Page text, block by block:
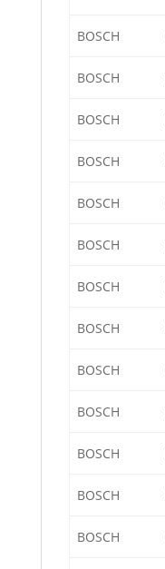
BOSCH
BOSCH
BOSCH
BOSCH
BOSCH
BOSCH
BOSCH
BOSCH
BOSCH
BOSCH
BOSCH
BOSCH
BOSCH